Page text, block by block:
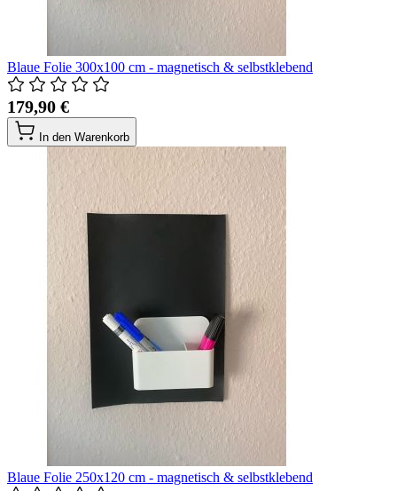
Blaue Folie 300x100 cm - magnetisch & selbstklebend
179,90 €
In den Warenkorb
Blaue Folie 250x120 cm - magnetisch & selbstklebend